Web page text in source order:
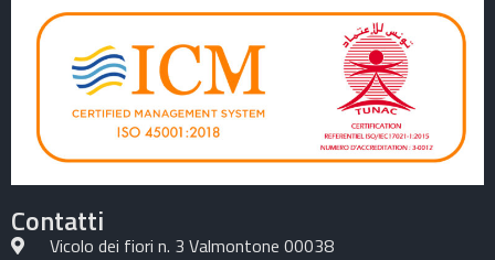
Contatti
Vicolo dei fiori n. 3 Valmontone 00038